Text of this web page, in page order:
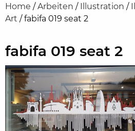
Home /Arbeiten / Illustration /
Art /fabifa 019 seat 2
fabifa 019 seat 2